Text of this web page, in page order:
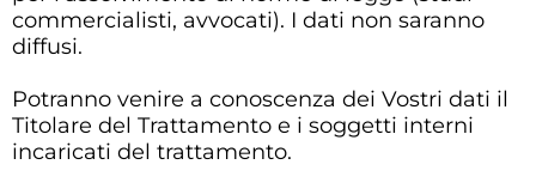
commercialisti, avvocati). I dati non saranno
diffusi.
Potranno venire a conoscenza dei Vostri dati il
Titolare del Trattamento e i soggetti interni
incaricati del trattamento.